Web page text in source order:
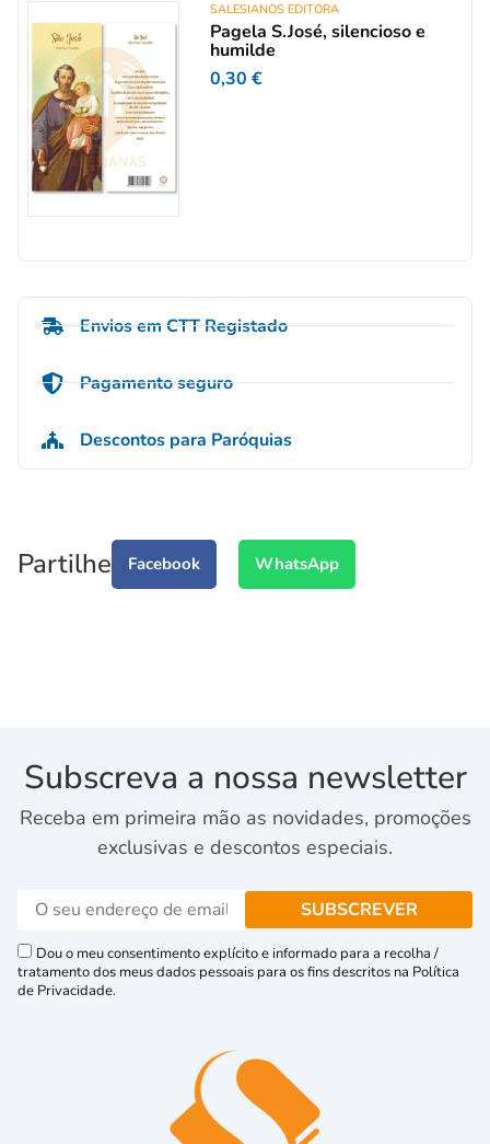
SALESIANOS EDITORA
Pagela S.José, silencioso e
humilde
0,30€
Envios em CTT Registado
Pagamento seguro
Descontos para Paróquias
Partilhe Facebook WhatsApp
Subscreva a nossa newsletter
Receba em primeira mão as novidades, promoções
exclusivas e descontos especiais.
Dou o meu consentimento explícito e informado para a recolha /
tratamento dos meus dados pessoais para os fins descritos na Política
de Privacidade.